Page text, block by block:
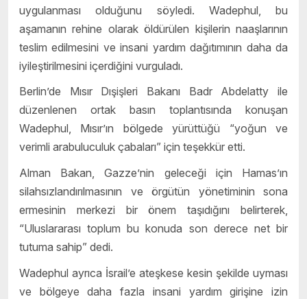
uygulanması olduğunu söyledi. Wadephul, bu
aşamanın rehine olarak öldürülen kişilerin naaşlarının
teslim edilmesini ve insani yardım dağıtımının daha da
iyileştirilmesini içerdiğini vurguladı.
Berlin’de Mısır Dışişleri Bakanı Badr Abdelatty ile
düzenlenen ortak basın toplantısında konuşan
Wadephul, Mısır’ın bölgede yürüttüğü “yoğun ve
verimli arabuluculuk çabaları” için teşekkür etti.
Alman Bakan, Gazze’nin geleceği için Hamas’ın
silahsızlandırılmasının ve örgütün yönetiminin sona
ermesinin merkezi bir önem taşıdığını belirterek,
“Uluslararası toplum bu konuda son derece net bir
tutuma sahip” dedi.
Wadephul ayrıca İsrail’e ateşkese kesin şekilde uyması
ve bölgeye daha fazla insani yardım girişine izin